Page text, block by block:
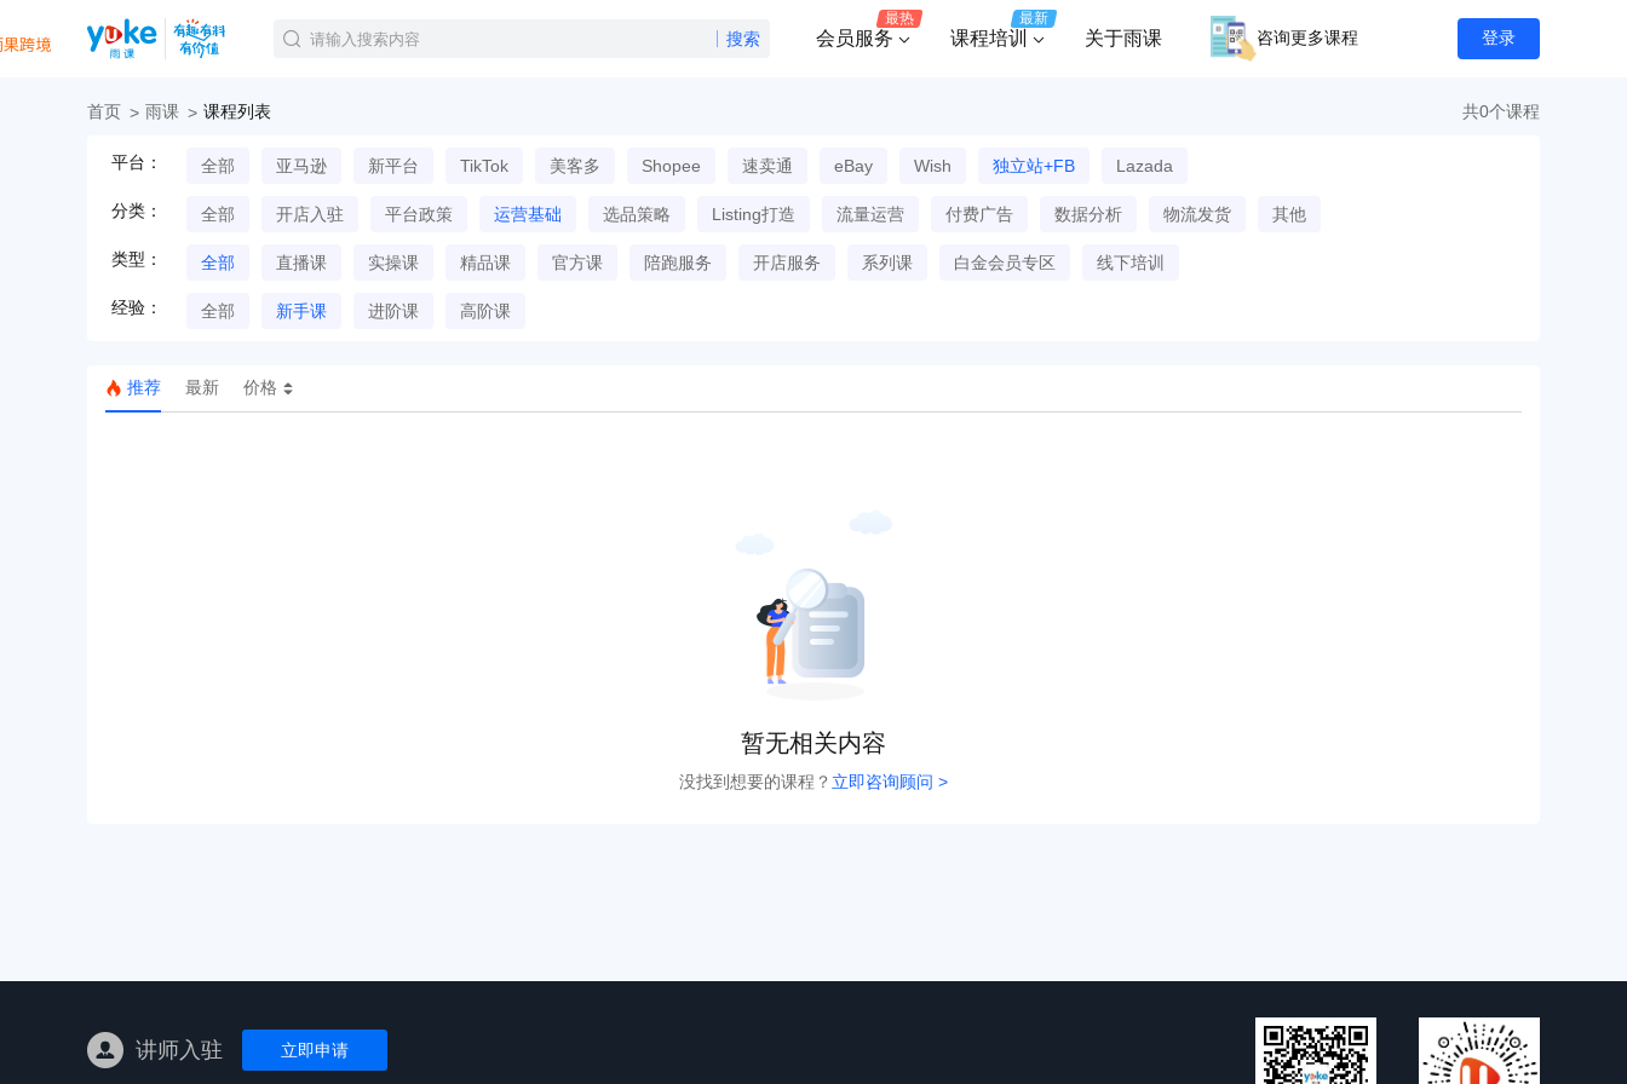
搜索 会员服务
最热
课程培训
最新
关于雨课 咨询更多课程 登录
首页 雨课 课程列表 共0个课程
平台： 全部 亚马逊 新平台 TikTok 美客多 Shopee 速卖通 eBay Wish 独立站+FB Lazada
分类： 全部 开店入驻 平台政策 运营基础 选品策略 Listing打造 流量运营 付费广告 数据分析 物流发货 其他
类型： 全部 直播课 实操课 精品课 官方课 陪跑服务 开店服务 系列课 白金会员专区 线下培训
经验： 全部 新手课 进阶课 高阶课
推荐 最新 价格
暂无相关内容
没找到想要的课程？ 立即咨询顾问 >
讲师入驻 立即申请